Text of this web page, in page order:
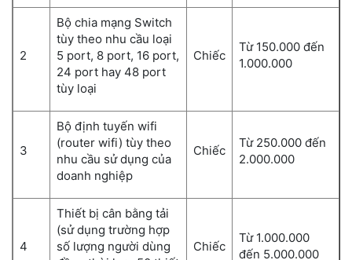
2
Bộ chia mạng Switch
tùy theo nhu cầu loại
5 port, 8 port, 16 port,
24 port hay 48 port
tùy loại
Chiếc
Từ 150.000 đến
1.000.000
3
Bộ định tuyến wifi
(router wifi) tùy theo
nhu cầu sử dụng của
doanh nghiệp
Chiếc
Từ 250.000 đến
2.000.000
4
Thiết bị cân bằng tải
(sử dụng trường hợp
số lượng người dùng
Chiếc
Từ 1.000.000
đến 5.000.000